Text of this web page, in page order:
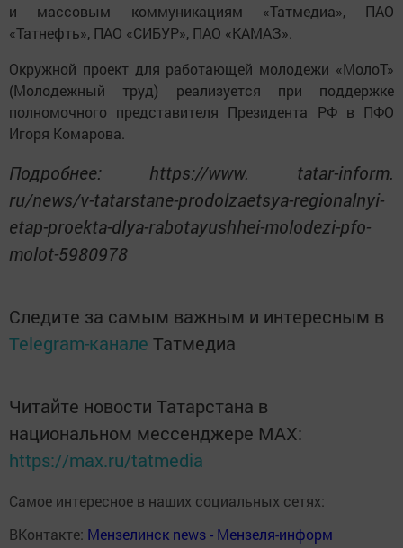
и массовым коммуникациям «Татмедиа», ПАО
«Татнефть», ПАО «СИБУР», ПАО «КАМАЗ».
Окружной проект для работающей молодежи «МолоТ»
(Молодежный труд) реализуется при поддержке
полномочного представителя Президента РФ в ПФО
Игоря Комарова.
Подробнее: https://www. tatar-inform.
ru/news/v-tatarstane-prodolzaetsya-regionalnyi-
etap-proekta-dlya-rabotayushhei-molodezi-pfo-
molot-5980978
Следите за самым важным и интересным в
Telegram-канале Татмедиа
Читайте новости Татарстана в
национальном мессенджере MАХ:
https://max.ru/tatmedia
Самое интересное в наших социальных сетях:
ВКонтакте: Мензелинск news - Мензеля-информ